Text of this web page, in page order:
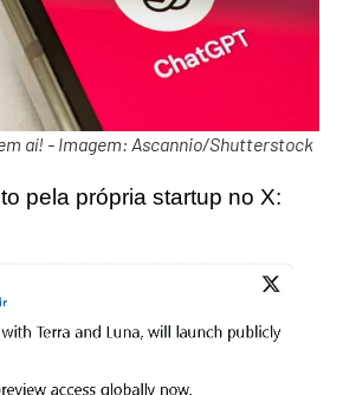
aí! - Imagem: Ascannio/Shutterstock
pela própria startup no X: